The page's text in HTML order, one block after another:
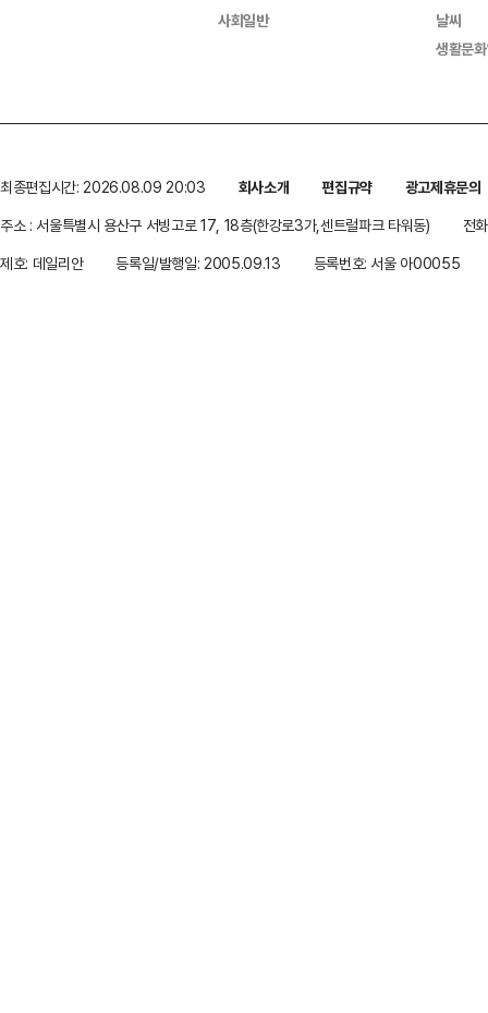
사회일반
날씨
생활문
최종편집시간: 2026.08.09 20:03 회사소개 편집규약
광고제휴문의
주소 : 서울특별시 용산구 서빙고로 17, 18층(한강로3가,센트럴파크 타워동)
전
제호: 데일리안
등록일/발행일: 2005.09.13 등록번호: 서울 아00055